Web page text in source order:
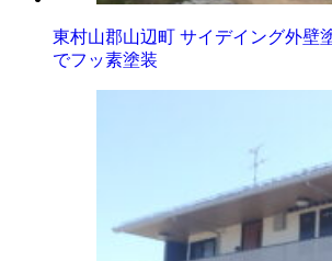
東村山郡山辺町 サイデイング外壁
でフッ素塗装